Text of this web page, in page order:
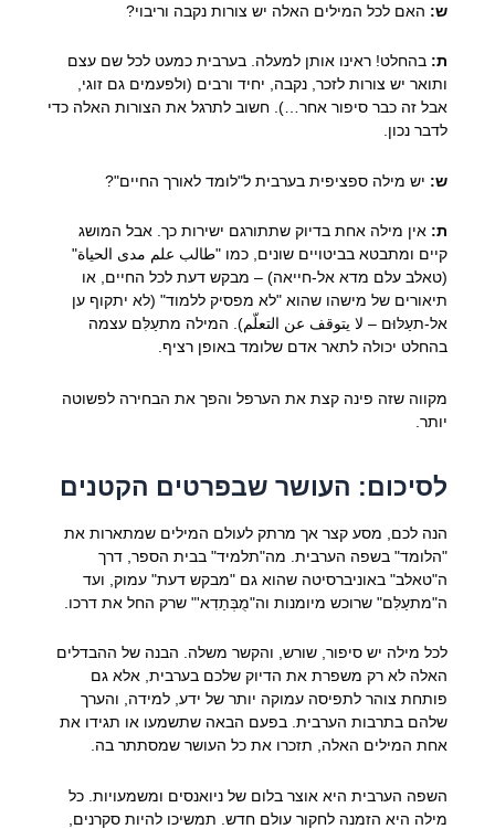
ש: האם לכל המילים האלה יש צורות נקבה וריבוי?
ת: בהחלט! ראינו אותן למעלה. בערבית כמעט לכל שם עצם
ותואר יש צורות לזכר, נקבה, יחיד ורבים (ולפעמים גם זוגי,
אבל זה כבר סיפור אחר…). חשוב לתרגל את הצורות האלה כדי
לדבר נכון.
ש: יש מילה ספציפית בערבית ל"לומד לאורך החיים"?
ת: אין מילה אחת בדיוק שתתורגם ישירות כך. אבל המושג
קיים ומתבטא בביטויים שונים, כמו "طالب علم مدى الحياة"
(טאלב עלם מדא אל-חייאה) – מבקש דעת לכל החיים, או
תיאורים של מישהו שהוא "לא מפסיק ללמוד" (לא יתקוף ען
אל-תעַלּוּם – لا يتوقف عن التعلّم). המילה מתעַלִּם עצמה
בהחלט יכולה לתאר אדם שלומד באופן רציף.
מקווה שזה פינה קצת את הערפל והפך את הבחירה לפשוטה
יותר.
לסיכום: העושר שבפרטים הקטנים
הנה לכם, מסע קצר אך מרתק לעולם המילים שמתארות את
"הלומד" בשפה הערבית. מה"תלמיד" בבית הספר, דרך
ה"טאלב" באוניברסיטה שהוא גם "מבקש דעת" עמוק, ועד
ה"מתעַלִּם" שרוכש מיומנות וה"מֻבְּתַדִא'" שרק החל את דרכו.
לכל מילה יש סיפור, שורש, והקשר משלה. הבנה של ההבדלים
האלה לא רק משפרת את הדיוק שלכם בערבית, אלא גם
פותחת צוהר לתפיסה עמוקה יותר של ידע, למידה, והערך
שלהם בתרבות הערבית. בפעם הבאה שתשמעו או תגידו את
אחת המילים האלה, תזכרו את כל העושר שמסתתר בה.
השפה הערבית היא אוצר בלום של ניואנסים ומשמעויות. כל
מילה היא הזמנה לחקור עולם חדש. תמשיכו להיות סקרנים,